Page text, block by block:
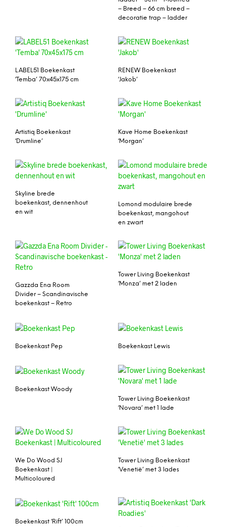
– Breed – 66 cm breed –
decoratie trap – ladder
LABEL51 Boekenkast
‘Temba’ 70x45x175 cm
RENEW Boekenkast
‘Jakob’
Artistiq Boekenkast
‘Drumline’
Kave Home Boekenkast
‘Morgan’
Skyline brede
boekenkast, dennenhout
en wit
Lomond modulaire brede
boekenkast, mangohout
en zwart
Gazzda Ena Room
Divider – Scandinavische
boekenkast – Retro
Tower Living Boekenkast
‘Monza’ met 2 laden
Boekenkast Pep Boekenkast Lewis
Boekenkast Woody
Tower Living Boekenkast
‘Novara’ met 1 lade
We Do Wood SJ
Boekenkast |
Multicoloured
Tower Living Boekenkast
‘Venetië’ met 3 lades
Boekenkast ‘Rift’ 100cm